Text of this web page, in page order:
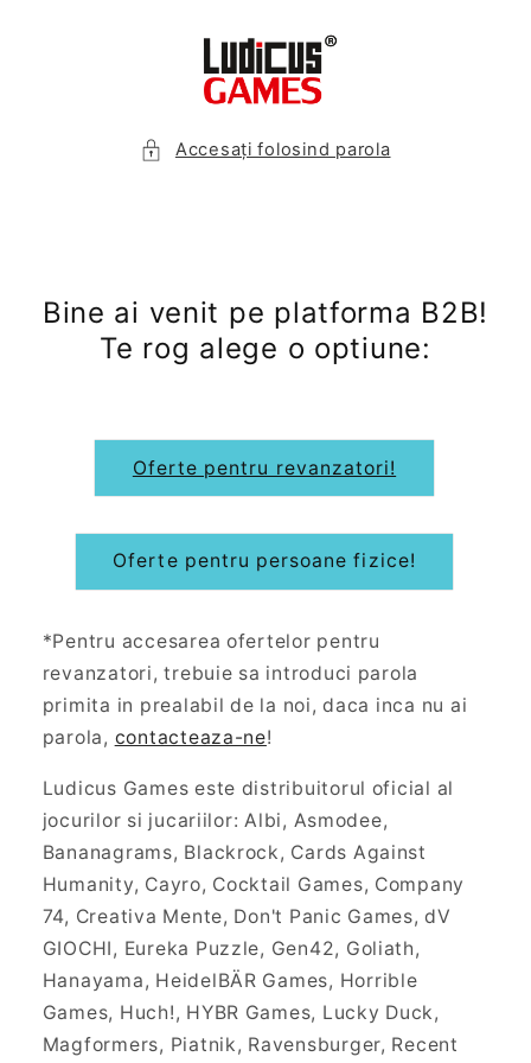
Accesați folosind parola
Bine ai venit pe platforma B2B!
Te rog alege o optiune:
Oferte pentru revanzatori!
Oferte pentru persoane fizice!
*Pentru accesarea ofertelor pentru
revanzatori, trebuie sa introduci parola
primita in prealabil de la noi, daca inca nu ai
parola, contacteaza-ne!
Ludicus Games este distribuitorul oficial al
jocurilor si jucariilor: Albi, Asmodee,
Bananagrams, Blackrock, Cards Against
Humanity, Cayro, Cocktail Games, Company
74, Creativa Mente, Don't Panic Games, dV
GIOCHI, Eureka Puzzle, Gen42, Goliath,
Hanayama, HeidelBÄR Games, Horrible
Games, Huch!, HYBR Games, Lucky Duck,
Magformers, Piatnik, Ravensburger, Recent